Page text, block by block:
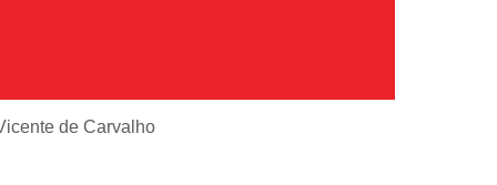
19
Bandeja para Rack Servidor
de Carvalho